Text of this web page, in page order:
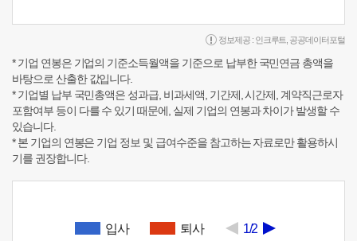
정보제공 : 인크루트 공공데이터포털
* 기업 연봉은 기업의 기준소득월액을 기준으로 납부한 국민연금 총액을
바탕으로 산출한 값입니다.
* 기업별 납부 국민총액은 성과급, 비과세액, 기간제, 시간제, 계약직근로자
포함여부 등이 다를 수 있기 때문에, 실제 기업의 연봉과 차이가 발생할 수
있습니다.
* 본 기업의 연봉은 기업 정보 및 급여수준을 참고하는 자료로만 활용하시
기를 권장합니다.
입사 퇴사 1/2